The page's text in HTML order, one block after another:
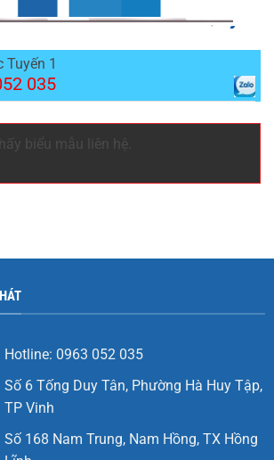
Tuyến 1
035
biểu mẫu liên hệ.
Hotline: 0963 052 035
Số 6 Tống Duy Tân, Phường Hà Huy Tập,
TP Vinh
Số 168 Nam Trung, Nam Hồng, TX Hồng